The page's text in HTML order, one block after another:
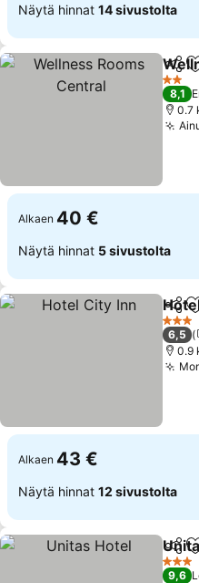
Näytä hinnat 14 sivustolta
Jaa
2
8,1
0.7
Alkaen 40 €
Näytä hinnat 5 sivustolta
Jaa
3
6,5
0.9
Alkaen 43 €
Näytä hinnat 12 sivustolta
Jaa
3
9,6